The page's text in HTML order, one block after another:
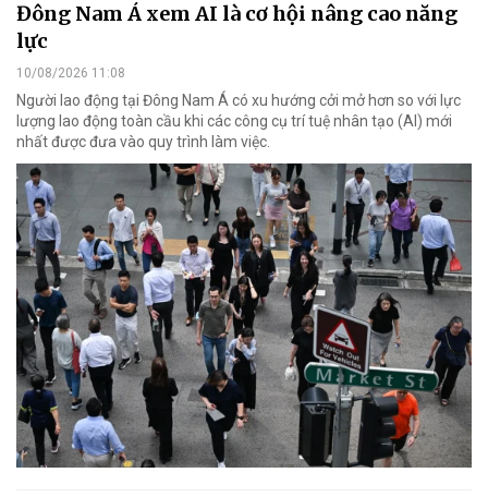
Đông Nam Á xem AI là cơ hội nâng cao năng
lực
10/08/2026 11:08
Người lao động tại Đông Nam Á có xu hướng cởi mở hơn so với lực
lượng lao động toàn cầu khi các công cụ trí tuệ nhân tạo (AI) mới
nhất được đưa vào quy trình làm việc.